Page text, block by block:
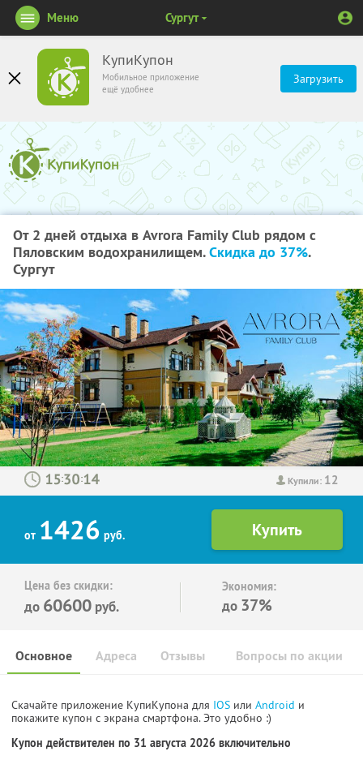
КупиКупон
Мобильное приложение
ещё удобнее
Загрузить
Меню Сургут
От 2 дней отдыха в Avrora Family Club рядом с
Пяловским водохранилищем.Скидка до 37%.
Сургут
Купили: 12
: :
от 1426 руб.
Цена без скидки:
до 60600 руб.
Экономия:
до 37%
Основное Отзывы Вопросы по акции
Адреса
Скачайте приложение КупиКупона для IOS или Android и
покажите купон с экрана смартфона. Это удобно :)
Купон действителен по 31 августа 2026 включительно